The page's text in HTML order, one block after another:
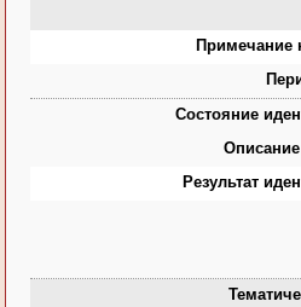
Примечание
Состояние
Результат